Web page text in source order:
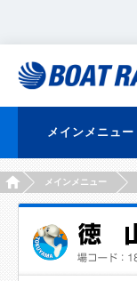
メインメニュー
HOMEメインメニュー